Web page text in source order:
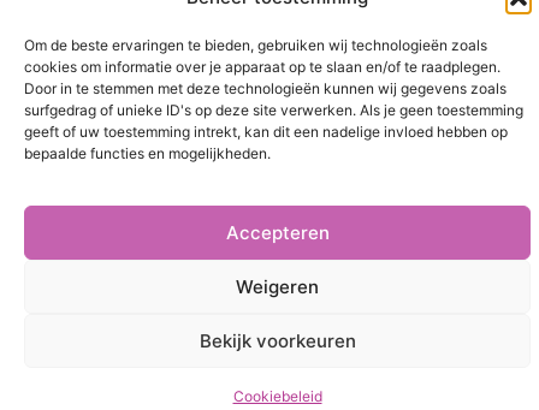
Om de beste ervaringen te bieden, gebruiken wij technologieën zoals
cookies om informatie over je apparaat op te slaan en/of te raadplegen.
Door in te stemmen met deze technologieën kunnen wij gegevens zoals
surfgedrag of unieke ID's op deze site verwerken. Als je geen toestemming
geeft of uw toestemming intrekt, kan dit een nadelige invloed hebben op
bepaalde functies en mogelijkheden.
Accepteren
Weigeren
Bekijk voorkeuren
Cookiebeleid
informatie
Bericht categorie
@2025 www.productenvanhetjaar.be. All Right Reserved.​